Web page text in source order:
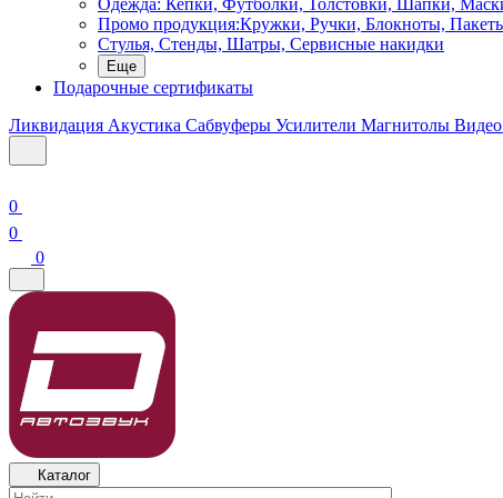
Одежда: Кепки, Футболки, Толстовки, Шапки,
Промо продукция:Кружки, Ручки, Блокноты,
Стулья, Стенды, Шатры, Сервисные накидки
Еще
Подарочные сертификаты
Ликвидация Акустика Сабвуферы Усилители Магнитолы
0
0
0
Каталог